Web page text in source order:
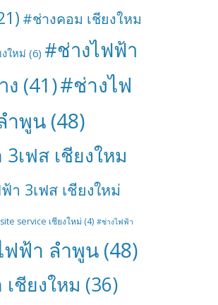
#ช่างคอม เชียงใหม
ใหม่ (6) #ช่างไฟฟ้า
ง (41)#ช่างไฟ
ำพูน (48)
เฟส เชียงใหม
า 3เฟส เชียงใหม่
service เชียงใหม่ (4) #ช่างไฟฟ้า
ฟฟ้า ลำพูน (48)
ชียงใหม (36)